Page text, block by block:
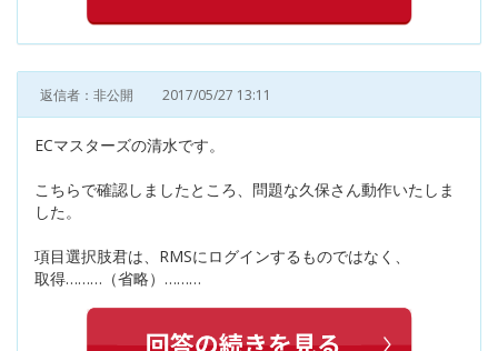
返信者：非公開 2017/05/27 13:11
ECマスターズの清水です。
こちらで確認しましたところ、問題な久保さん動作いたしま
した。
項目選択肢君は、RMSにログインするものではなく、
取得………（省略）………